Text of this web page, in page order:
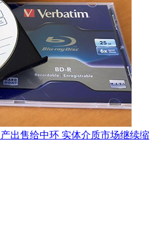
出售给中环 实体介质市场继续缩